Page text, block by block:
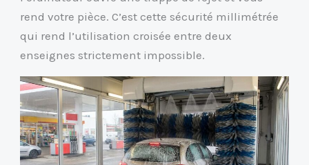
rend votre pièce. C’est cette sécurité millimétrée
qui rend l’utilisation croisée entre deux
enseignes strictement impossible.